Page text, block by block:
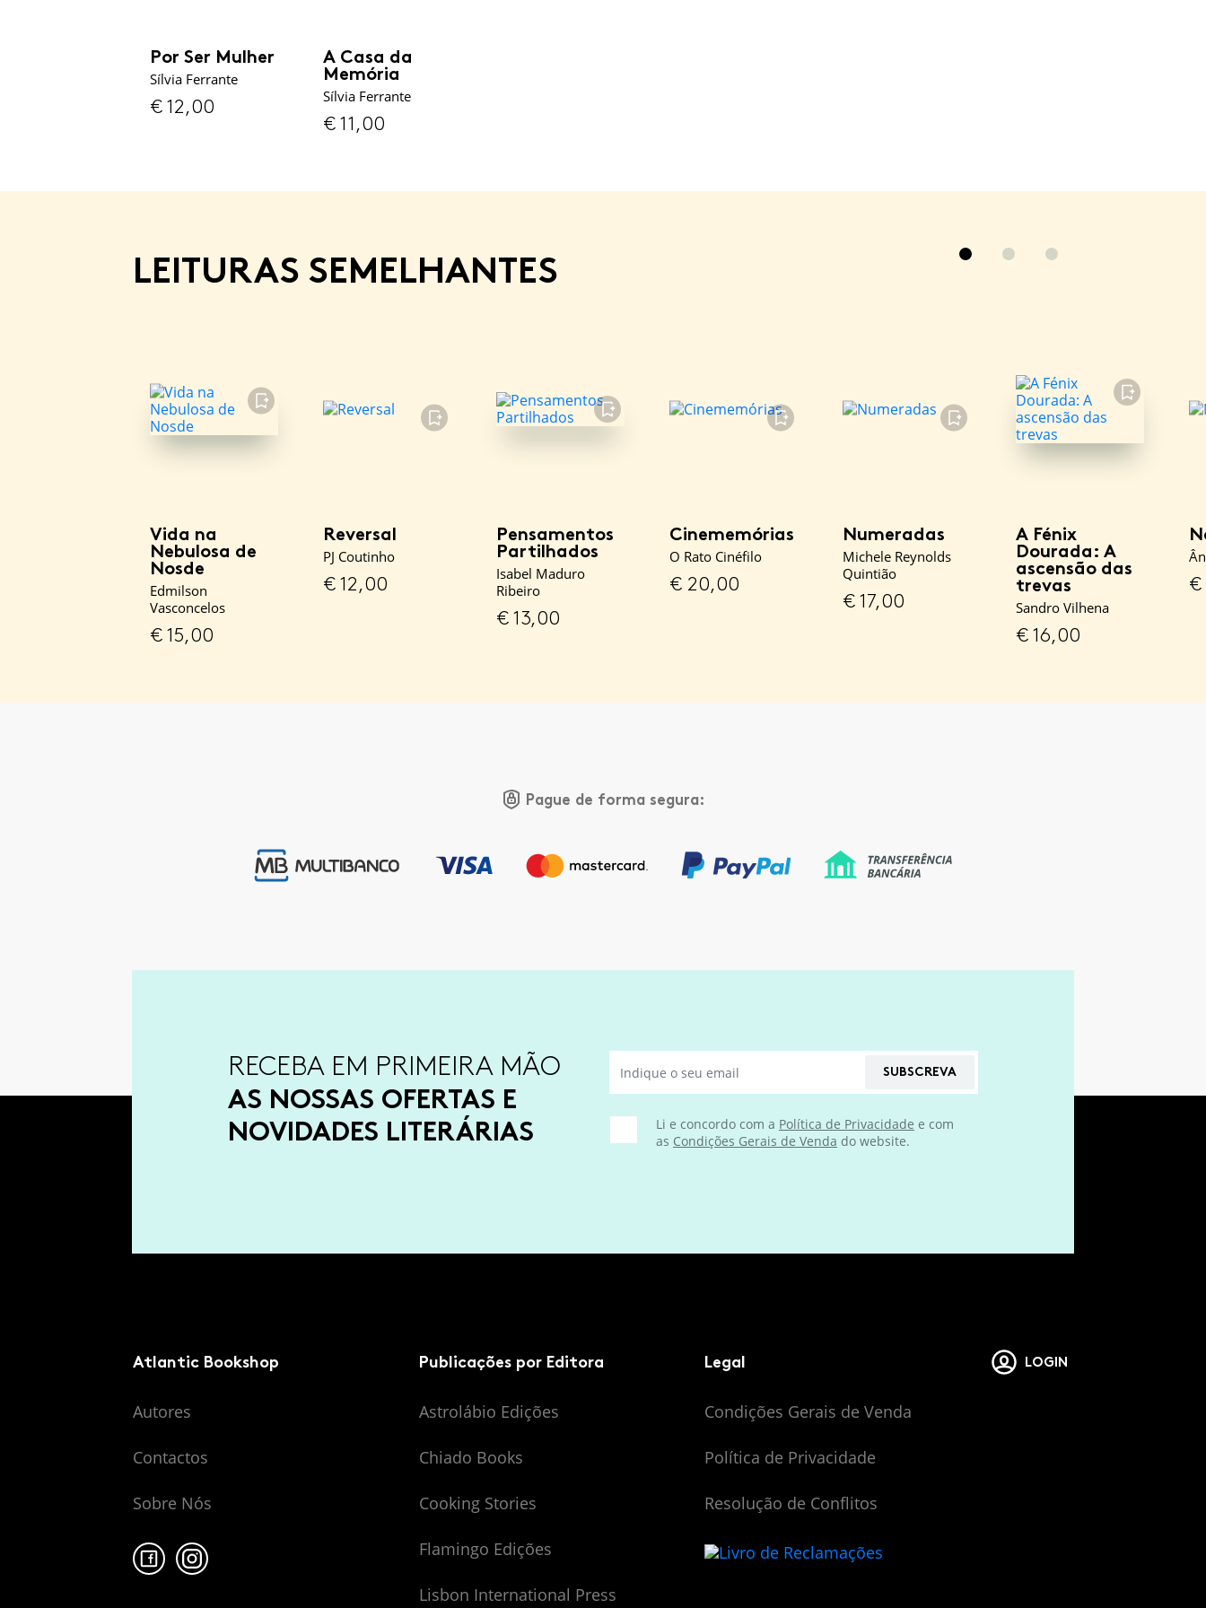
Por Ser Mulher
Sílvia Ferrante
€12,00
A Casa da
Memória
Sílvia Ferrante
€11,00
LEITURAS SEMELHANTES
FAVORITO
Vida na
Nebulosa de
Nosde
Edmilson
Vasconcelos
€15,00
FAVORITO
Reversal
PJ Coutinho
€12,00
FAVORITO
Pensamentos
Partilhados
Isabel Maduro
Ribeiro
€13,00
FAVORITO
Cinememórias
O Rato Cinéfilo
€20,00
FAVORITO
Numeradas
Michele Reynolds
Quintião
€17,00
FAVORITO
A Fénix
Dourada: A
ascensão das
trevas
Sandro Vilhena
€16,00
€
Pague de forma segura:
RECEBA EM PRIMEIRA MÃO
AS NOSSAS OFERTAS E
NOVIDADES LITERÁRIAS
SUBSCREVA
Li e concordo com a Política de Privacidade e com
as Condições Gerais de Venda do website.
LOGIN
Atlantic Bookshop
Autores
Contactos
Sobre Nós
Publicações por Editora
Astrolábio Edições
Chiado Books
Cooking Stories
Flamingo Edições
Lisbon International Press
Legal
Condições Gerais de Venda
Política de Privacidade
Resolução de Conflitos